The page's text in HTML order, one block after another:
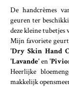
De handcrèmes
geuren ter
deze kleine tubetjes
Mijn favoriete
'Dry Skin Hand
'Lavande'en
Heerlijke
makkelijk